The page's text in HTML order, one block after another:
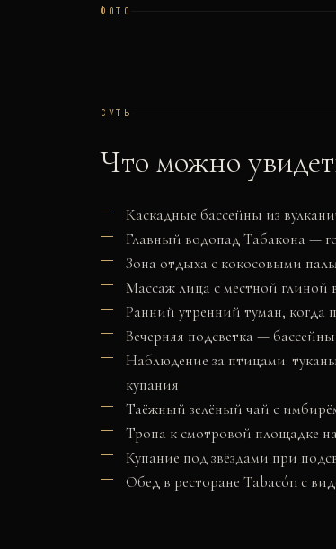
ФОТО
СУТЬ
Что можно
Каскадные бассейны из
Главный водопад Табакона —
Зона отдыха с кокосовыми
Массаж лица с местной глиной
Ранний утренний туман, когда
Вечерняя подсветка —
Наблюдение за птицами:
купания
Таёжный зелёный чай с
Тропа к смотровой площадке
Купание под звёздами при
Обед в ресторане Tabacón с